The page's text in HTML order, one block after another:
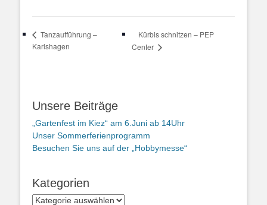
Tanzaufführung –
Karlshagen
Kürbis schnitzen – PEP
Center
Unsere Beiträge
„Gartenfest im Kiez“ am 6.Juni ab 14Uhr
Unser Sommerferienprogramm
Besuchen Sie uns auf der „Hobbymesse“
Kategorien
Kategorien